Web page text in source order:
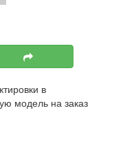
в
модель на заказ